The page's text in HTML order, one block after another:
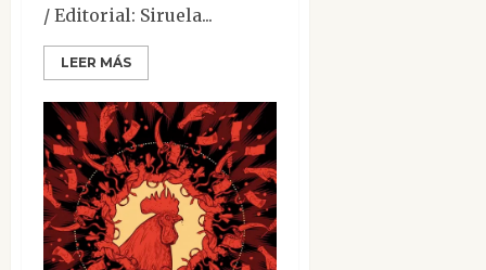
/ Editorial: Siruela...
LEER MÁS